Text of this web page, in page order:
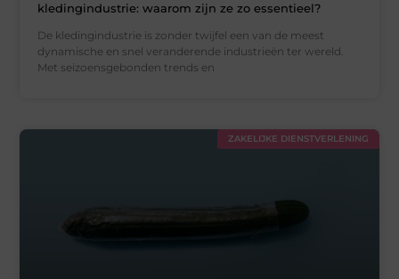
kledingindustrie: waarom zijn ze zo essentieel?
De kledingindustrie is zonder twijfel een van de meest
dynamische en snel veranderende industrieën ter wereld.
Met seizoensgebonden trends en
ZAKELIJKE DIENSTVERLENING